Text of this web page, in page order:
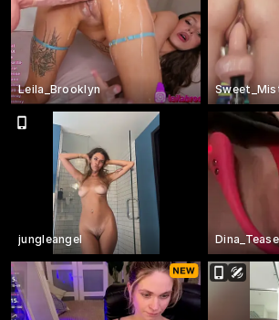
Leila_Brooklyn
jungleangel Dina_Tease